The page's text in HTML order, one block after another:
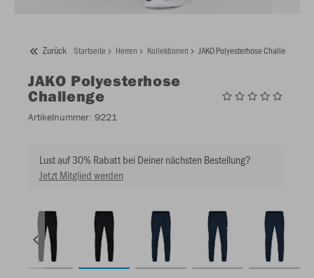
Zurück Startseite Herren Kollektionen JAKO Polyesterhose Challenge
JAKO Polyesterhose
Challenge
Artikelnummer: 9221
Lust auf 30% Rabatt bei Deiner nächsten Bestellung?
Jetzt Mitglied werden